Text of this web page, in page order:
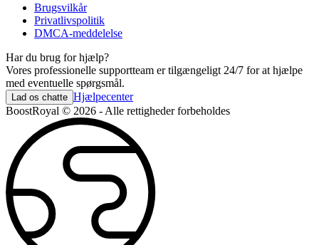
Brugsvilkår
Privatlivspolitik
DMCA-meddelelse
Har du brug for hjælp?
Vores professionelle supportteam er tilgængeligt 24/7 for at hjælpe
med eventuelle spørgsmål.
Lad os chatte Hjælpecenter
BoostRoyal © 2026 - Alle rettigheder forbeholdes